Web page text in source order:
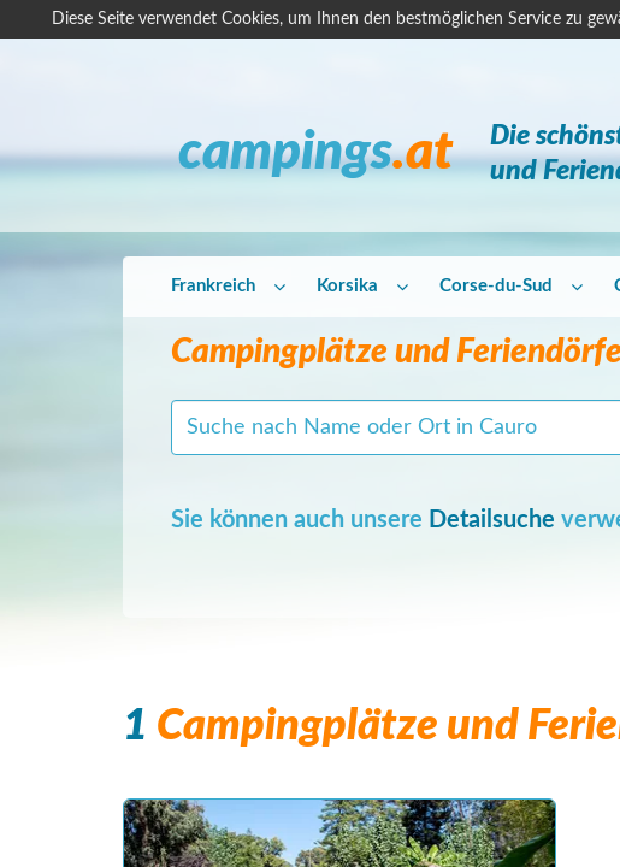
Diese Seite verwendet Cookies, um Ihnen den bestmöglichen Service zu
campings.at
Die
und
Campingplätze und
Sie können auch unsere Detailsuche
Frankreich Korsika Corse-du-Sud
1 Campingplätze und